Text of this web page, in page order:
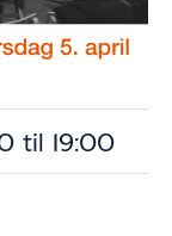
til 19:00